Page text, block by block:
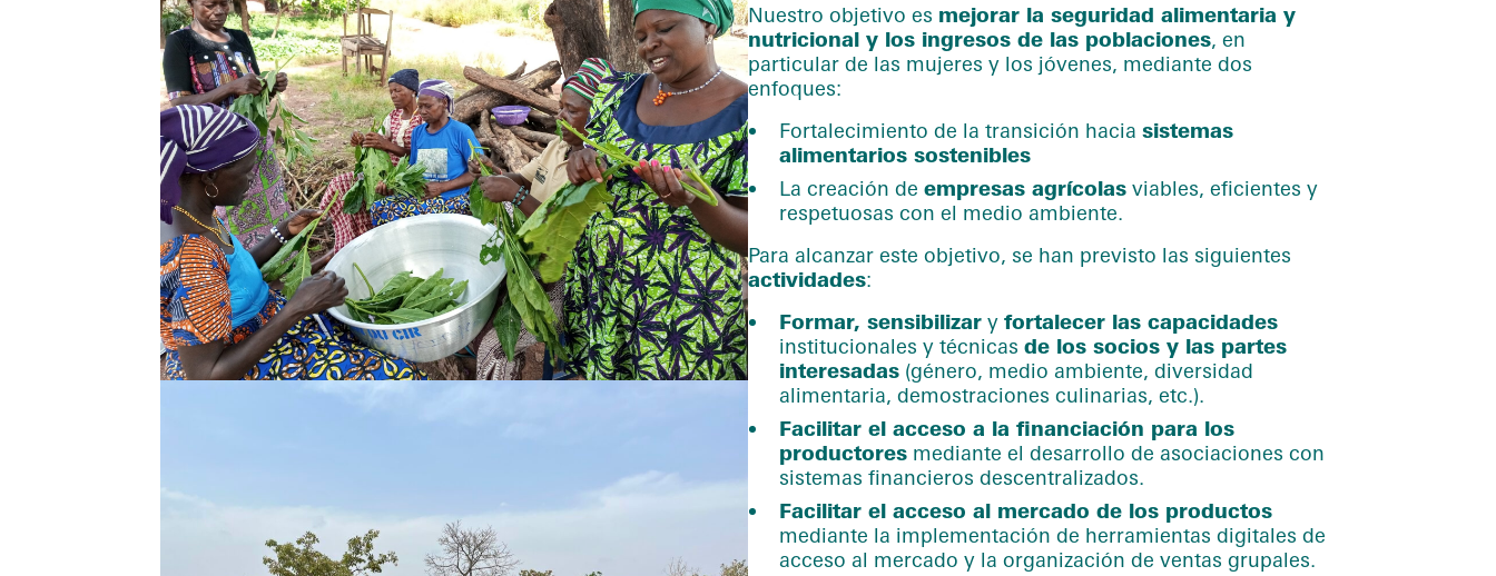
Nuestro objetivo es mejorar la seguridad alimentaria y
nutricional y los ingresos de las poblaciones, en
particular de las mujeres y los jóvenes, mediante dos
enfoques:
Fortalecimiento de la transición hacia sistemas
alimentarios sostenibles
La creación de empresas agrícolas viables, eficientes y
respetuosas con el medio ambiente.
Para alcanzar este objetivo, se han previsto las siguientes
actividades:
Formar, sensibilizar y fortalecer las capacidades
institucionales y técnicas de los socios y las partes
interesadas (género, medio ambiente, diversidad
alimentaria, demostraciones culinarias, etc.).
Facilitar el acceso a la financiación para los
productores mediante el desarrollo de asociaciones con
sistemas financieros descentralizados.
Facilitar el acceso al mercado de los productos
mediante la implementación de herramientas digitales de
acceso al mercado y la organización de ventas grupales.